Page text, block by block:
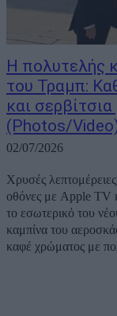
Η πολυτελής
του Τραμπ:
και
(Photos/
02/07/2026
Χρυσές
οθόνες με Apple TV
το εσωτερικό του
καμπίνα του
καφέ χρώματος με